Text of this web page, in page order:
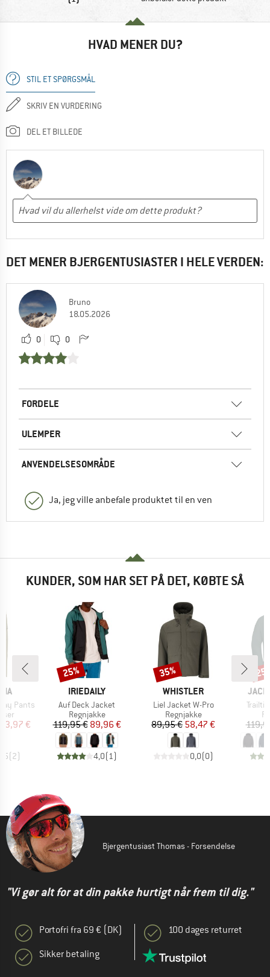
HVAD MENER DU?
STIL ET SPØRGSMÅL
SKRIV EN VURDERING
DEL ET BILLEDE
DET MENER BJERGENTUSIASTER I HELE VERDEN:
Bruno
18.05.2026
0 0
FORDELE
ULEMPER
ANVENDELSESOMRÅDE
Ja, jeg ville anbefale produktet til en ven
KUNDER, SOM HAR SET PÅ DET, KØBTE SÅ
Pants
pris
83,97 €
(2)
MÆRKE
IRIEDAILY
Artikel
Auf Deck Jacket
Produktgruppe
Regnjakke
Pris
119,95 €Nedsat pris
89,96 €
4,0(1)
Rabat
25%
MÆRKE
WHISTLER
Artikel
Liel Jacket W-Pro
Produktgruppe
Regnjakke
Pris
89,95 €Nedsat pris
58,47 €
0,0(0)
Rabat
35%
Artikel
Bjergentusiast Thomas - Forsendelse
"Vi gør alt for at din pakke hurtigt når frem til dig."
Portofri fra 69 € (DK)
Sikker betaling
100 dages returret